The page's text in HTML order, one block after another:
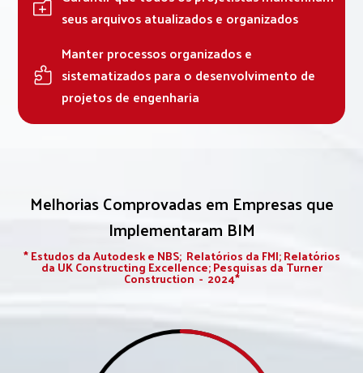
o seus arquivos atualizados e organizados

Manter processos organizados e
sistematizados para o desenvolvimento de
projetos de engenharia
Melhorias Comprovadas em Empresas que
Implementaram BIM
* Estudos da Autodesk e NBS; Relatórios da FMI; Relatórios
da UK Constructing Excellence; Pesquisas da Turner
Construction - 2024*